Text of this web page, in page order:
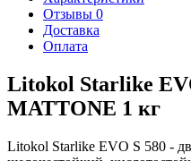
Отзывы 0
Доставка
Оплата
Litokol Starlike
MATTONE 1 кг
Litokol Starlike EVO S 580 -